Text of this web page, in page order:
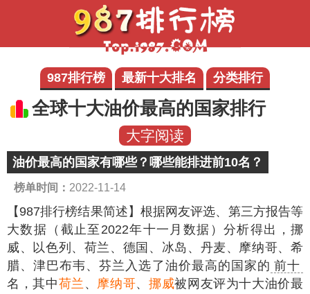
987排行榜 最新十大排名 分类排行
全球十大油价最高的国家排行
大字阅读
油价最高的国家有哪些？哪些能排进前10名？
榜单时间： 2022-11-14
【987排行榜结果简述】 根据网友评选、第三方报告等
大数据（截止至2022年十一月数据）分析得出，挪
威、以色列、荷兰、德国、冰岛、丹麦、摩纳哥、希
腊、津巴布韦、芬兰入选了油价最高的国家的 前十
名，其中荷兰 、 摩纳哥、挪威被网友评为十大油价最